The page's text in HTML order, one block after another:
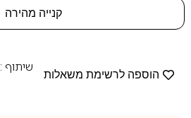
קנייה מהירה
הוספה לרשימת משאלות
שיתוף :